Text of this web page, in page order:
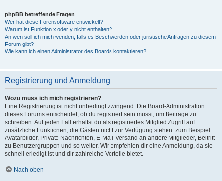
phpBB betreffende Fragen
Wer hat diese Forensoftware entwickelt?
Warum ist Funktion x oder y nicht enthalten?
An wen soll ich mich wenden, falls es Beschwerden oder juristische Anfragen zu diesem
Forum gibt?
Wie kann ich einen Administrator des Boards kontaktieren?
Registrierung und Anmeldung
Wozu muss ich mich registrieren?
Eine Registrierung ist nicht unbedingt zwingend. Die Board-Administration
dieses Forums entscheidet, ob du registriert sein musst, um Beiträge zu
schreiben. Auf jeden Fall erhältst du als registriertes Mitglied Zugriff auf
zusätzliche Funktionen, die Gästen nicht zur Verfügung stehen: zum Beispiel
Avatarbilder, Private Nachrichten, E-Mail-Versand an andere Mitglieder, Beitritt
zu Benutzergruppen und so weiter. Wir empfehlen dir eine Anmeldung, da sie
schnell erledigt ist und dir zahlreiche Vorteile bietet.
Nach oben